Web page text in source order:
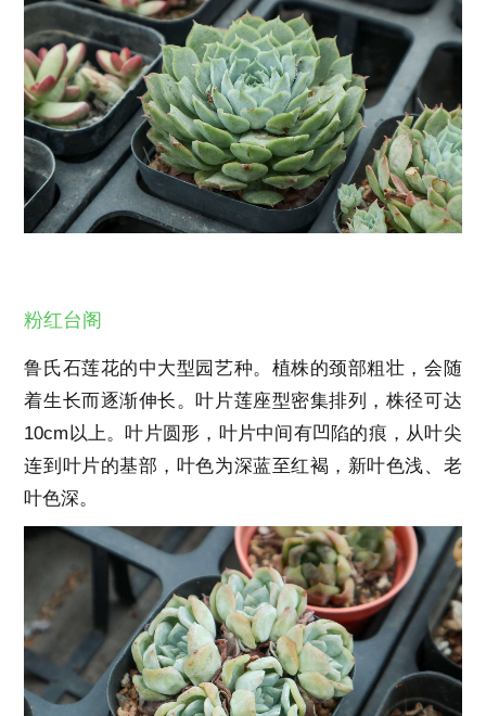
粉红台阁
鲁氏石莲花的中大型园艺种。植株的颈部粗壮，会随
着生长而逐渐伸长。叶片莲座型密集排列，株径可达
10cm以上。叶片圆形，叶片中间有凹陷的痕，从叶尖
连到叶片的基部，叶色为深蓝至红褐，新叶色浅、老
叶色深。